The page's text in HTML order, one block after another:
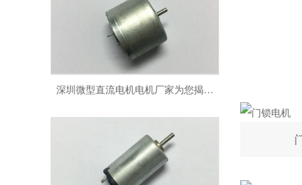
深圳微型直流电机电机厂家为您揭秘:微型直流电机行业中的技术进步与未来趋势